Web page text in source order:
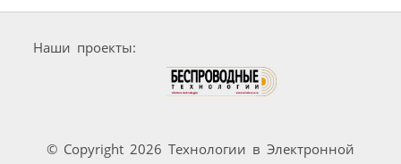
Наши проекты:
© Copyright 2026 Технологии в Электронной